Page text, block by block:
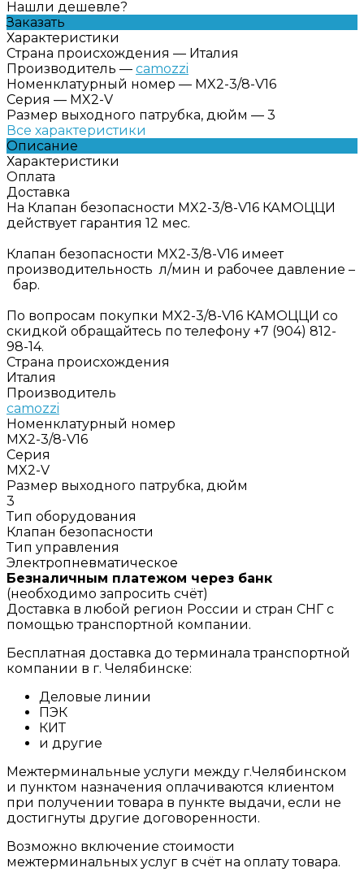
Нашли дешевле?
Заказать
Характеристики
Страна происхождения — Италия
Производитель — camozzi
Номенклатурный номер — MX2-3/8-V16
Серия — MX2-V
Размер выходного патрубка, дюйм — 3
Все характеристики
Описание
Характеристики
Оплата
Доставка
На Клапан безопасности MX2-3/8-V16 КАМОЦЦИ
действует гарантия 12 мес.
Клапан безопасности MX2-3/8-V16 имеет
производительность л/мин и рабочее давление –
бар.
По вопросам покупки MX2-3/8-V16 КАМОЦЦИ со
скидкой обращайтесь по телефону +7 (904) 812-
98-14.
Страна происхождения
Италия
Производитель
camozzi
Номенклатурный номер
MX2-3/8-V16
Серия
MX2-V
Размер выходного патрубка, дюйм
3
Тип оборудования
Клапан безопасности
Тип управления
Электропневматическое
Безналичным платежом через банк
(необходимо запросить счёт)
Доставка в любой регион России и стран СНГ с
помощью транспортной компании.
Бесплатная доставка до терминала транспортной
компании в г. Челябинске:
Деловые линии
ПЭК
КИТ
и другие
Межтерминальные услуги между г.Челябинском
и пунктом назначения оплачиваются клиентом
при получении товара в пункте выдачи, если не
достигнуты другие договоренности.
Возможно включение стоимости
межтерминальных услуг в счёт на оплату товара.